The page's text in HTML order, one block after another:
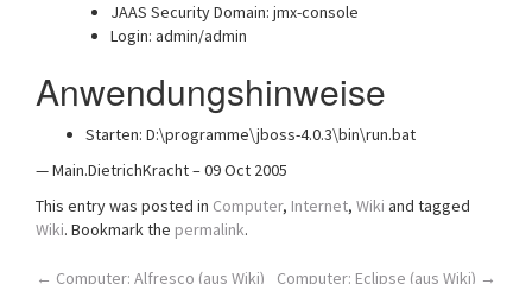
JAAS Security Domain: jmx-console
Login: admin/admin
Anwendungshinweise
Starten: D:\programme\jboss-4.0.3\bin\run.bat
— Main.DietrichKracht – 09 Oct 2005
This entry was posted in Computer, Internet, Wiki and tagged
Wiki. Bookmark the permalink.
← Computer: Alfresco (aus Wiki) Computer: Eclipse (aus Wiki) →